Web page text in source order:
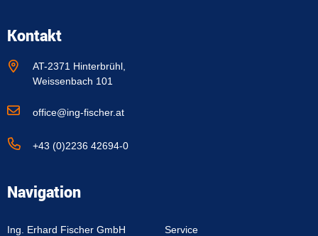
Kontakt
AT-2371 Hinterbrühl,
Weissenbach 101
office@ing-fischer.at
+43 (0)2236 42694-0
Navigation
Ing. Erhard Fischer GmbH Service